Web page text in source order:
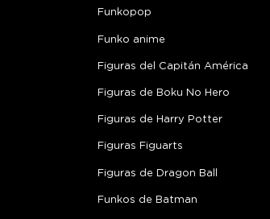
Funkopop
Funko anime
Figuras del Capitán América
Figuras de Boku No Hero
Figuras de Harry Potter
Figuras Figuarts
Figuras de Dragon Ball
Funkos de Batman